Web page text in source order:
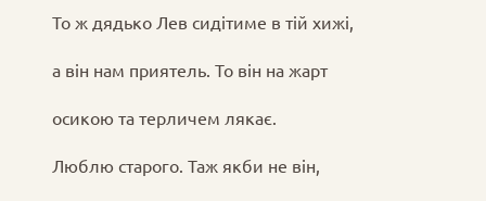
То ж дядько Лев сидітиме в тій хижі,
а він нам приятель. То він на жарт
осикою та терличем лякає.
Люблю старого. Таж якби не він,